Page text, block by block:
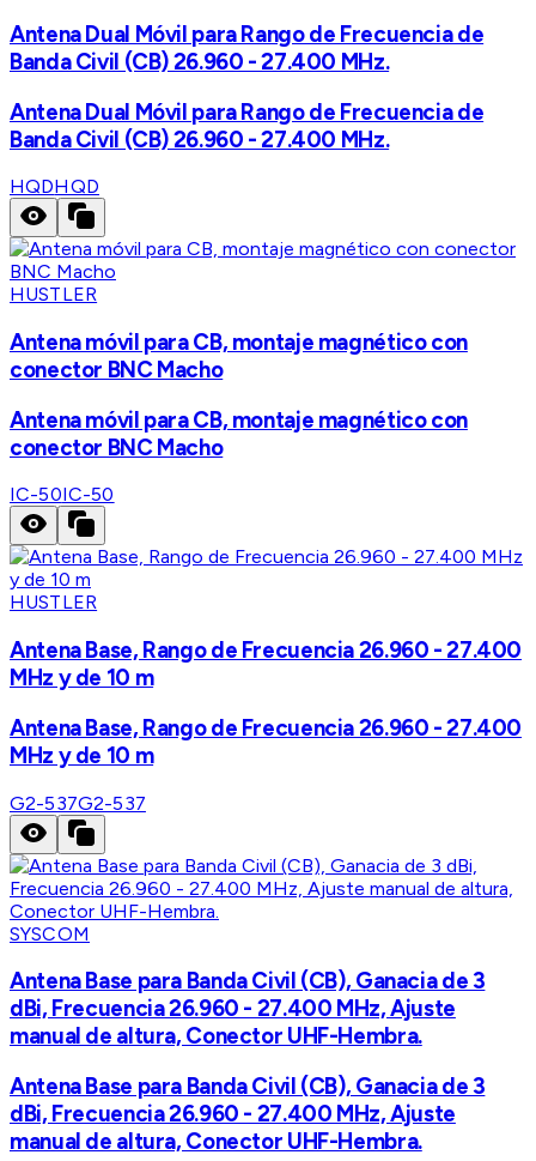
Antena Dual Móvil para Rango de Frecuencia de
Banda Civil (CB) 26.960 - 27.400 MHz.
Antena Dual Móvil para Rango de Frecuencia de
Banda Civil (CB) 26.960 - 27.400 MHz.
HQDHQD
HUSTLER
Antena móvil para CB, montaje magnético con
conector BNC Macho
Antena móvil para CB, montaje magnético con
conector BNC Macho
IC-50IC-50
HUSTLER
Antena Base, Rango de Frecuencia 26.960 - 27.400
MHz y de 10 m
Antena Base, Rango de Frecuencia 26.960 - 27.400
MHz y de 10 m
G2-537G2-537
SYSCOM
Antena Base para Banda Civil (CB), Ganacia de 3
dBi, Frecuencia 26.960 - 27.400 MHz, Ajuste
manual de altura, Conector UHF-Hembra.
Antena Base para Banda Civil (CB), Ganacia de 3
dBi, Frecuencia 26.960 - 27.400 MHz, Ajuste
manual de altura, Conector UHF-Hembra.